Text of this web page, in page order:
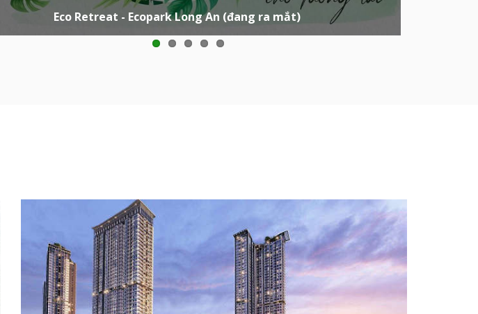
Eco Retreat - Ecopark Long An (đang ra mắt)
1